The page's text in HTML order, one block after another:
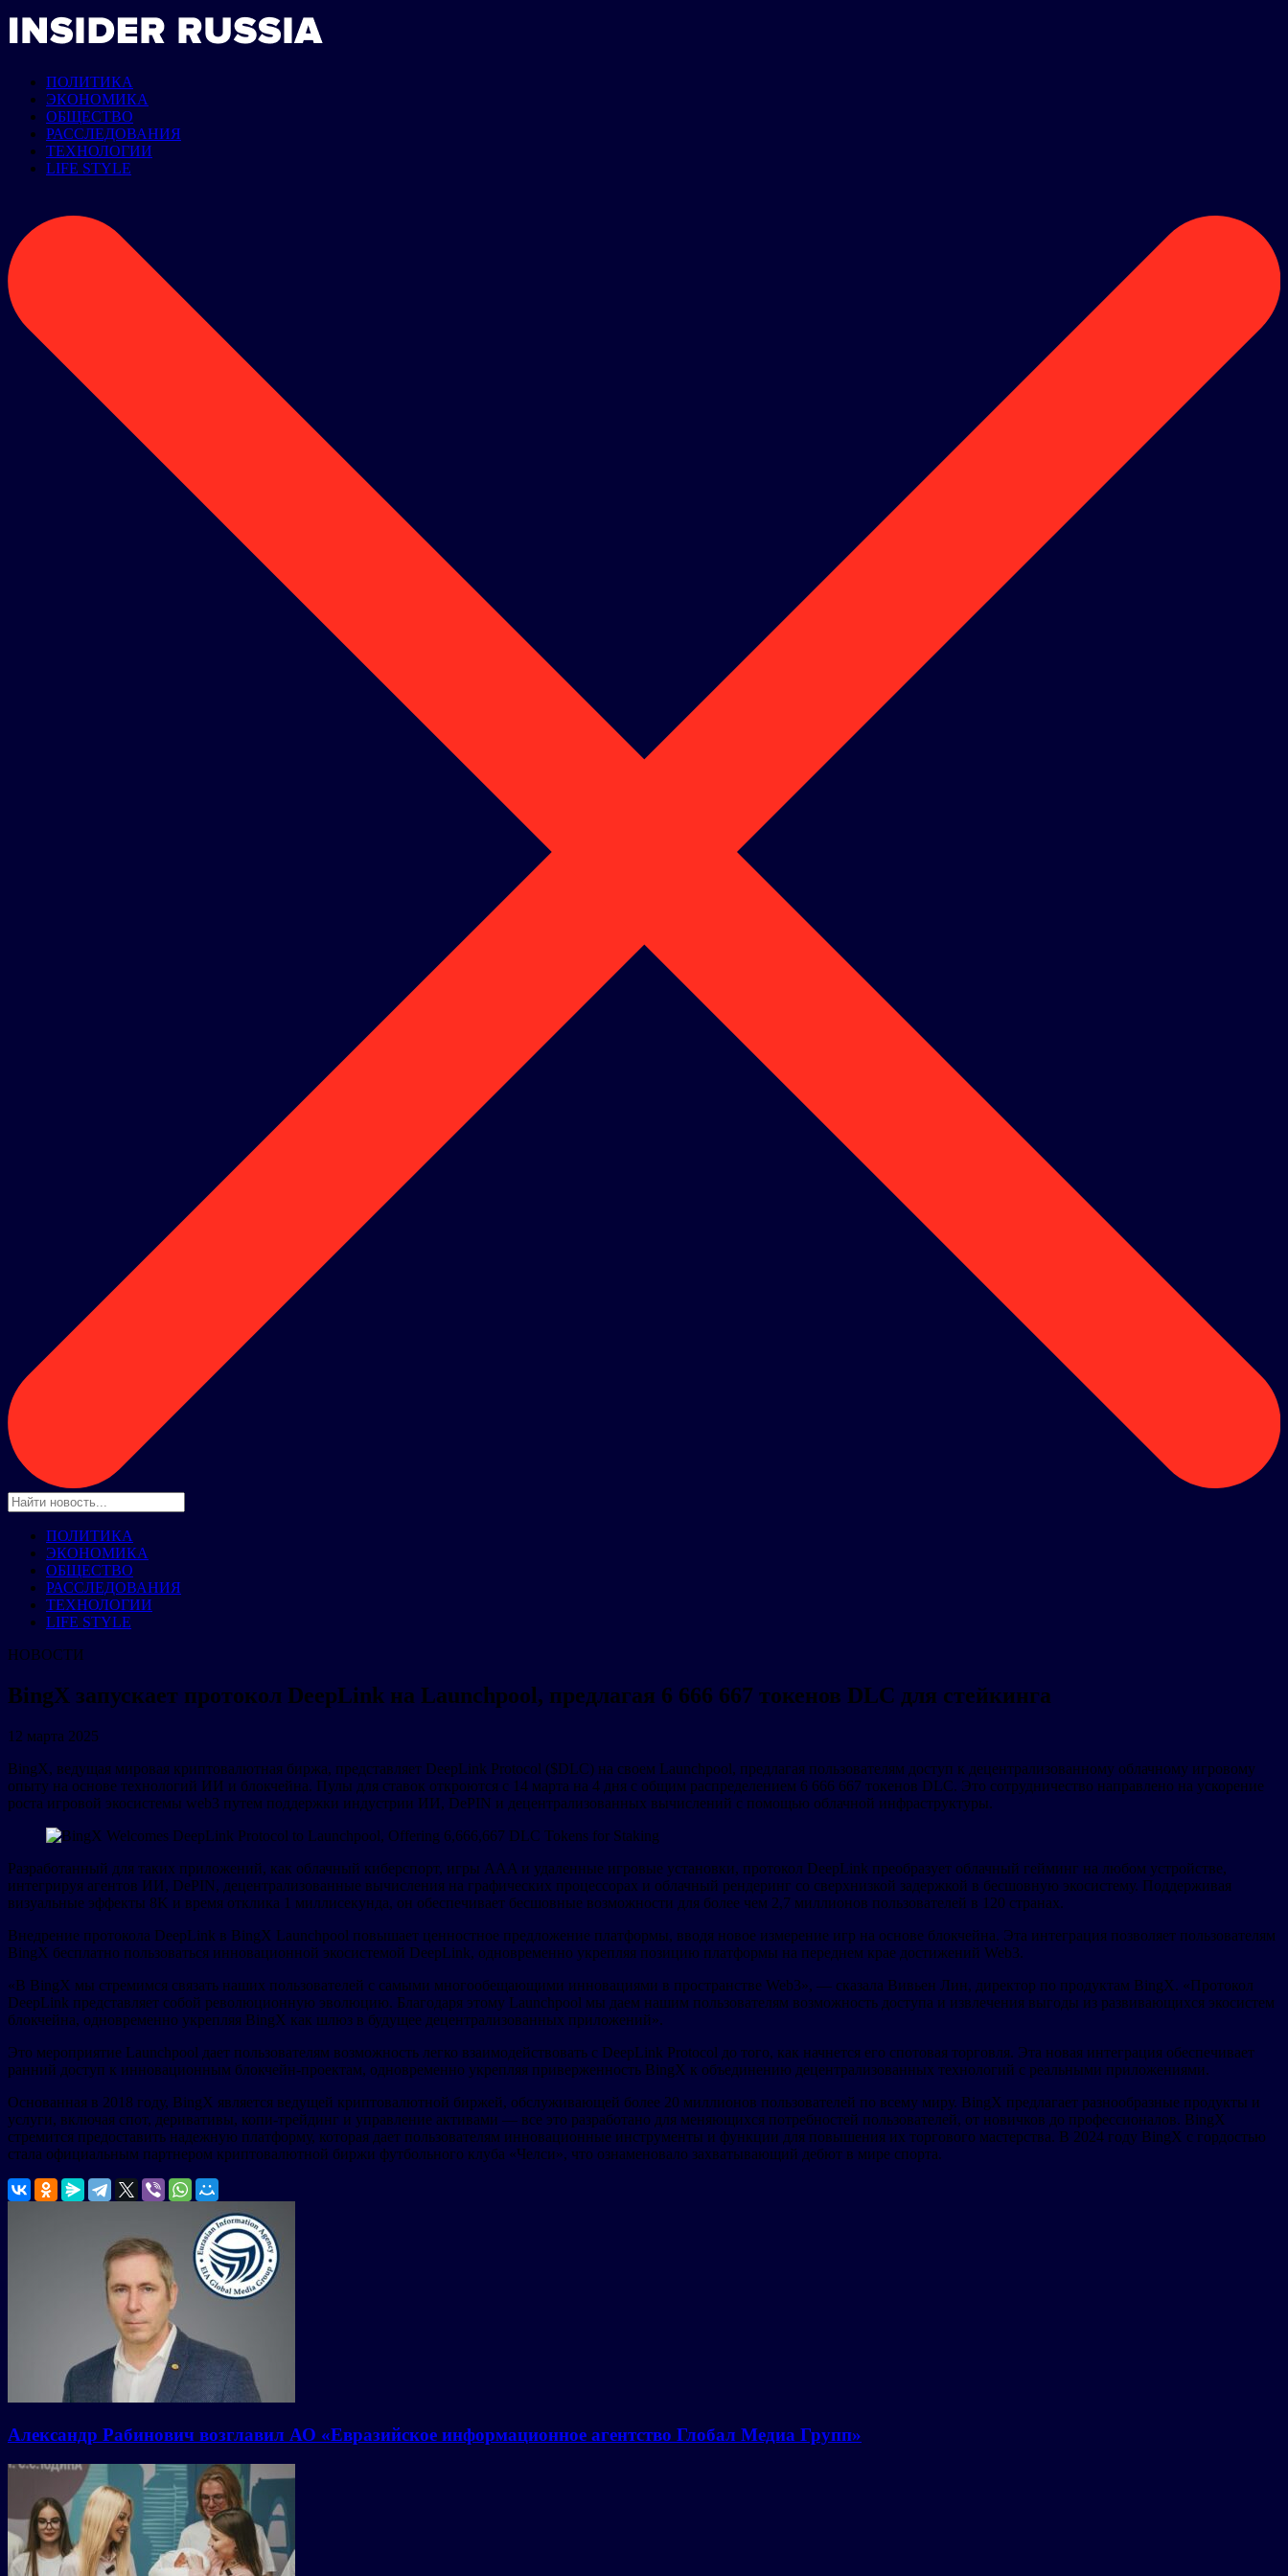
ПОЛИТИКА
ЭКОНОМИКА
ОБЩЕСТВО
РАССЛЕДОВАНИЯ
ТЕХНОЛОГИИ
LIFE STYLE
ПОЛИТИКА
ЭКОНОМИКА
ОБЩЕСТВО
РАССЛЕДОВАНИЯ
ТЕХНОЛОГИИ
LIFE STYLE
НОВОСТИ
BingX запускает протокол DeepLink на Launchpool, предлагая 6 666 667 токенов DLC для стейкинга
12 марта 2025
BingX, ведущая мировая криптовалютная биржа, представляет DeepLink Protocol ($DLC) на своем Launchpool, предлагая пользователям доступ к децентрализованному облачному игровому
опыту на основе технологий ИИ и блокчейна. Пулы для ставок откроются с 14 марта на 4 дня с общим распределением 6 666 667 токенов DLC. Это сотрудничество направлено на ускорение
роста игровой экосистемы web3 путем поддержки индустрии ИИ, DePIN и децентрализованных вычислений с помощью облачной инфраструктуры.
Разработанный для таких приложений, как облачный киберспорт, игры AAA и удаленные игровые установки, протокол DeepLink преобразует облачный гейминг на любом устройстве,
интегрируя агентов ИИ, DePIN, децентрализованные вычисления на графических процессорах и облачный рендеринг со сверхнизкой задержкой в бесшовную экосистему. Поддерживая
визуальные эффекты 8K и время отклика 1 миллисекунда, он обеспечивает бесшовные возможности для более чем 2,7 миллионов пользователей в 120 странах.
Внедрение протокола DeepLink в BingX Launchpool повышает ценностное предложение платформы, вводя новое измерение игр на основе блокчейна. Эта интеграция позволяет пользователям
BingX бесплатно пользоваться инновационной экосистемой DeepLink, одновременно укрепляя позицию платформы на переднем крае достижений Web3.
«В BingX мы стремимся связать наших пользователей с самыми многообещающими инновациями в пространстве Web3», — сказала Вивьен Лин, директор по продуктам BingX. «Протокол
DeepLink представляет собой революционную эволюцию. Благодаря этому Launchpool мы даем нашим пользователям возможность доступа и извлечения выгоды из развивающихся экосистем
блокчейна, одновременно укрепляя BingX как шлюз в будущее децентрализованных приложений».
Это мероприятие Launchpool дает пользователям возможность легко взаимодействовать с DeepLink Protocol до того, как начнется его спотовая торговля. Эта новая интеграция обеспечивает
ранний доступ к инновационным блокчейн-проектам, одновременно укрепляя приверженность BingX к объединению децентрализованных технологий с реальными приложениями.
Основанная в 2018 году, BingX является ведущей криптовалютной биржей, обслуживающей более 20 миллионов пользователей по всему миру. BingX предлагает разнообразные продукты и
услуги, включая спот, деривативы, копи-трейдинг и управление активами — все это разработано для меняющихся потребностей пользователей, от новичков до профессионалов. BingX
стремится предоставить надежную платформу, которая дает пользователям инновационные инструменты и функции для повышения их торгового мастерства. В 2024 году BingX с гордостью
стала официальным партнером криптовалютной биржи футбольного клуба «Челси», что ознаменовало захватывающий дебют в мире спорта.
Александр Рабинович возглавил АО «Евразийское информационное агентство Глобал Медиа Групп»